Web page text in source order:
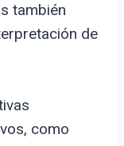
también
de
como